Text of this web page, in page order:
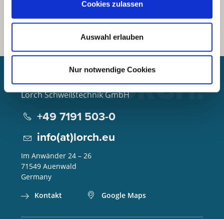
Cookies zulassen
Auswahl erlauben
Nur notwendige Cookies
Lorch Schweißtechnik GmbH
+49 7191 503-0
info(at)lorch.eu
Im Anwänder 24 – 26
71549 Auenwald
Germany
Kontakt
Google Maps